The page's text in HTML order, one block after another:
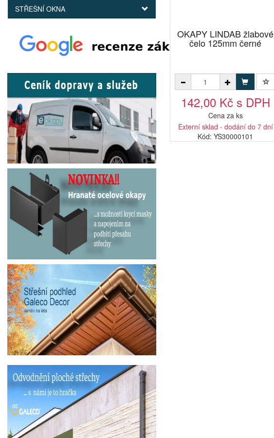
STŘEŠNÍ OKNA
OKAPY LINDAB žlabové
čelo 125mm černé
142,00 Kč s DPH
Cena za ks
Externí sklad - dodání do 7 dní
Kód: YS30000101